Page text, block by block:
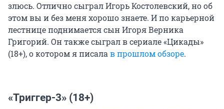
злюсь. Отлично сыграл Игорь Костолевский, но об
этом вы и без меня хорошо знаете. И по карьерной
лестнице поднимается сын Игоря Верника
Григорий. Он также сыграл в сериале «Цикады»
(18+), о котором я писалав прошлом обзоре.
«Триггер-3» (18+)